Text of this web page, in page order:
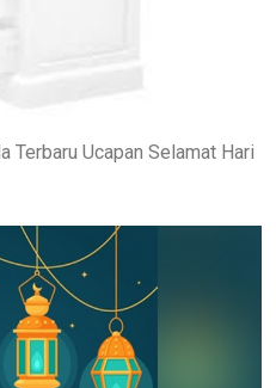
Terbaru Ucapan Selamat Hari